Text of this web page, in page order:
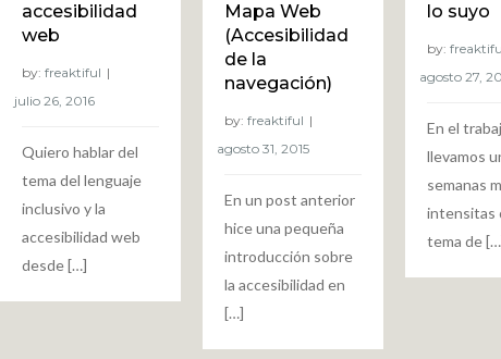
accesibilidad
web
by: freaktiful
Quiero hablar del
tema del lenguaje
inclusivo y la
accesibilidad web
desde […]
Mapa Web
(Accesibilidad
de la
navegación)
by:freaktiful
En un post anterior
hice una pequeña
introducción sobre
la accesibilidad en
[…]
lo suyo
by:
En el
llevamos
semanas
intensitas
tema de